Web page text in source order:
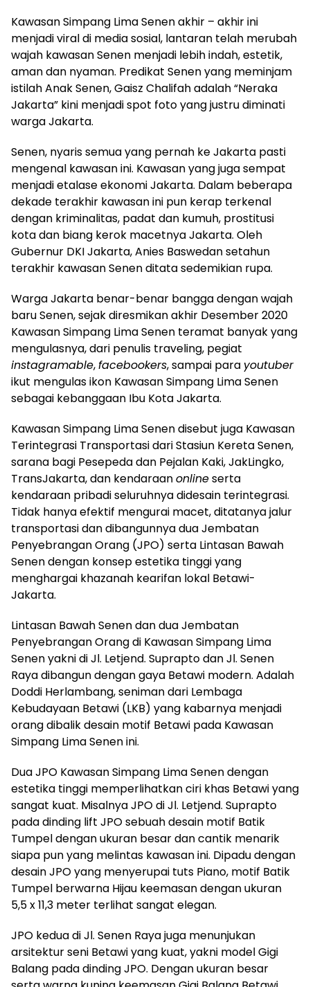
Kawasan Simpang Lima Senen akhir – akhir ini
menjadi viral di media sosial, lantaran telah merubah
wajah kawasan Senen menjadi lebih indah, estetik,
aman dan nyaman. Predikat Senen yang meminjam
istilah Anak Senen, Gaisz Chalifah adalah “Neraka
Jakarta” kini menjadi spot foto yang justru diminati
warga Jakarta.
Senen, nyaris semua yang pernah ke Jakarta pasti
mengenal kawasan ini. Kawasan yang juga sempat
menjadi etalase ekonomi Jakarta. Dalam beberapa
dekade terakhir kawasan ini pun kerap terkenal
dengan kriminalitas, padat dan kumuh, prostitusi
kota dan biang kerok macetnya Jakarta. Oleh
Gubernur DKI Jakarta, Anies Baswedan setahun
terakhir kawasan Senen ditata sedemikian rupa.
Warga Jakarta benar-benar bangga dengan wajah
baru Senen, sejak diresmikan akhir Desember 2020
Kawasan Simpang Lima Senen teramat banyak yang
mengulasnya, dari penulis traveling, pegiat
instagramable,facebookers, sampai para youtuber
ikut mengulas ikon Kawasan Simpang Lima Senen
sebagai kebanggaan Ibu Kota Jakarta.
Kawasan Simpang Lima Senen disebut juga Kawasan
Terintegrasi Transportasi dari Stasiun Kereta Senen,
sarana bagi Pesepeda dan Pejalan Kaki, JakLingko,
TransJakarta, dan kendaraanonlineserta
kendaraan pribadi seluruhnya didesain terintegrasi.
Tidak hanya efektif mengurai macet, ditatanya jalur
transportasi dan dibangunnya dua Jembatan
Penyebrangan Orang (JPO) serta Lintasan Bawah
Senen dengan konsep estetika tinggi yang
menghargai khazanah kearifan lokal Betawi-
Jakarta.
Lintasan Bawah Senen dan dua Jembatan
Penyebrangan Orang di Kawasan Simpang Lima
Senen yakni di Jl. Letjend. Suprapto dan Jl. Senen
Raya dibangun dengan gaya Betawi modern. Adalah
Doddi Herlambang, seniman dari Lembaga
Kebudayaan Betawi (LKB) yang kabarnya menjadi
orang dibalik desain motif Betawi pada Kawasan
Simpang Lima Senen ini.
Dua JPO Kawasan Simpang Lima Senen dengan
estetika tinggi memperlihatkan ciri khas Betawi yang
sangat kuat. Misalnya JPO di Jl. Letjend. Suprapto
pada dinding lift JPO sebuah desain motif Batik
Tumpel dengan ukuran besar dan cantik menarik
siapa pun yang melintas kawasan ini. Dipadu dengan
desain JPO yang menyerupai tuts Piano, motif Batik
Tumpel berwarna Hijau keemasan dengan ukuran
5,5 x 11,3 meter terlihat sangat elegan.
JPO kedua di Jl. Senen Raya juga menunjukan
arsitektur seni Betawi yang kuat, yakni model Gigi
Balang pada dinding JPO. Dengan ukuran besar